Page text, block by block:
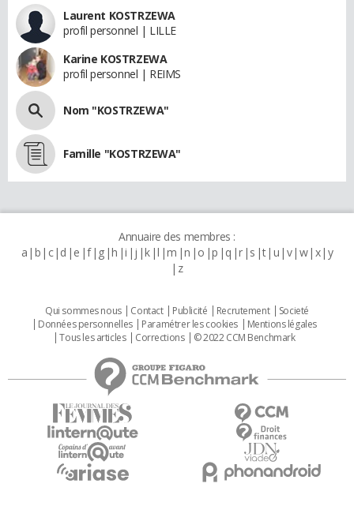
Laurent KOSTRZEWA
profil personnel | LILLE
Karine KOSTRZEWA
profil personnel | REIMS
Nom "KOSTRZEWA"
Famille "KOSTRZEWA"
Annuaire des membres :
a b c d e f g h i j k l m n o p q r s t u v w x y
z
Qui sommes nous Contact Publicité Recrutement
Societé
Données personnelles
Paramétrer les cookies
Mentions légales
Tous les articles
Corrections © 2022 CCM Benchmark